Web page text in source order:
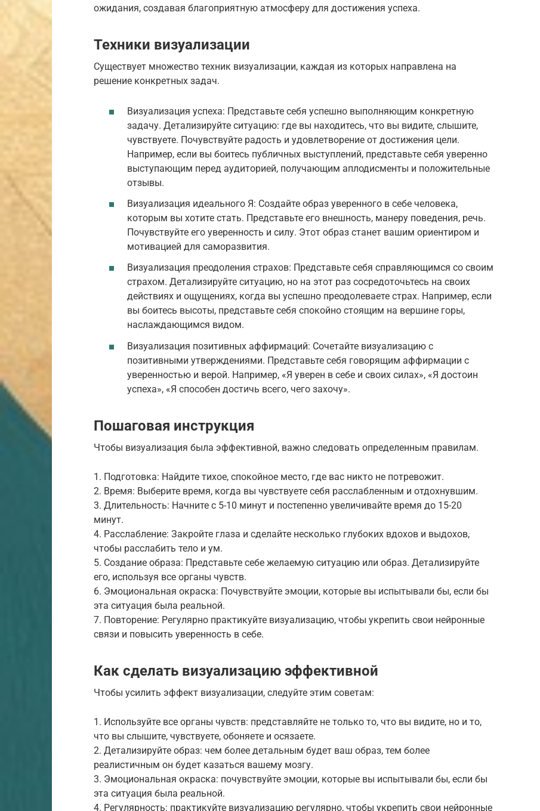
ожидания, создавая благоприятную атмосферу для достижения успеха.
Техники визуализации
Существует множество техник визуализации, каждая из которых направлена на
решение конкретных задач.
Визуализация успеха: Представьте себя успешно выполняющим конкретную
задачу. Детализируйте ситуацию: где вы находитесь, что вы видите, слышите,
чувствуете. Почувствуйте радость и удовлетворение от достижения цели.
Например, если вы боитесь публичных выступлений, представьте себя уверенно
выступающим перед аудиторией, получающим аплодисменты и положительные
отзывы.
Визуализация идеального Я: Создайте образ уверенного в себе человека,
которым вы хотите стать. Представьте его внешность, манеру поведения, речь.
Почувствуйте его уверенность и силу. Этот образ станет вашим ориентиром и
мотивацией для саморазвития.
Визуализация преодоления страхов: Представьте себя справляющимся со своим
страхом. Детализируйте ситуацию, но на этот раз сосредоточьтесь на своих
действиях и ощущениях, когда вы успешно преодолеваете страх. Например, если
вы боитесь высоты, представьте себя спокойно стоящим на вершине горы,
наслаждающимся видом.
Визуализация позитивных аффирмаций: Сочетайте визуализацию с
позитивными утверждениями. Представьте себя говорящим аффирмации с
уверенностью и верой. Например, «Я уверен в себе и своих силах», «Я достоин
успеха», «Я способен достичь всего, чего захочу».
Пошаговая инструкция
Чтобы визуализация была эффективной, важно следовать определенным правилам.
1. Подготовка: Найдите тихое, спокойное место, где вас никто не потревожит.
2. Время: Выберите время, когда вы чувствуете себя расслабленным и отдохнувшим.
3. Длительность: Начните с 5-10 минут и постепенно увеличивайте время до 15-20
минут.
4. Расслабление: Закройте глаза и сделайте несколько глубоких вдохов и выдохов,
чтобы расслабить тело и ум.
5. Создание образа: Представьте себе желаемую ситуацию или образ. Детализируйте
его, используя все органы чувств.
6. Эмоциональная окраска: Почувствуйте эмоции, которые вы испытывали бы, если бы
эта ситуация была реальной.
7. Повторение: Регулярно практикуйте визуализацию, чтобы укрепить свои нейронные
связи и повысить уверенность в себе.
Как сделать визуализацию эффективной
Чтобы усилить эффект визуализации, следуйте этим советам:
1. Используйте все органы чувств: представляйте не только то, что вы видите, но и то,
что вы слышите, чувствуете, обоняете и осязаете.
2. Детализируйте образ: чем более детальным будет ваш образ, тем более
реалистичным он будет казаться вашему мозгу.
3. Эмоциональная окраска: почувствуйте эмоции, которые вы испытывали бы, если бы
эта ситуация была реальной.
4. Регулярность: практикуйте визуализацию регулярно, чтобы укрепить свои нейронные